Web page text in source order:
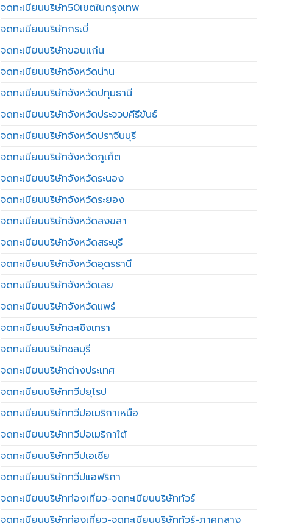
จดทะเบียนบริษัท50เขตในกรุงเทพ
จดทะเบียนบริษัทกระบี่
จดทะเบียนบริษัทขอนแก่น
จดทะเบียนบริษัทจังหวัดน่าน
จดทะเบียนบริษัทจังหวัดปทุมธานี
จดทะเบียนบริษัทจังหวัดประจวบคีรีขันธ์
จดทะเบียนบริษัทจังหวัดปราจีนบุรี
จดทะเบียนบริษัทจังหวัดภูเก็ต
จดทะเบียนบริษัทจังหวัดระนอง
จดทะเบียนบริษัทจังหวัดระยอง
จดทะเบียนบริษัทจังหวัดสงขลา
จดทะเบียนบริษัทจังหวัดสระบุรี
จดทะเบียนบริษัทจังหวัดอุดรธานี
จดทะเบียนบริษัทจังหวัดเลย
จดทะเบียนบริษัทจังหวัดแพร่
จดทะเบียนบริษัทฉะเชิงเทรา
จดทะเบียนบริษัทชลบุรี
จดทะเบียนบริษัทต่างประเทศ
จดทะเบียนบริษัททวีปยุโรป
จดทะเบียนบริษัททวีปอเมริกาเหนือ
จดทะเบียนบริษัททวีปอเมริกาใต้
จดทะเบียนบริษัททวีปเอเชีย
จดทะเบียนบริษัททวีปแอฟริกา
จดทะเบียนบริษัทท่องเที่ยว-จดทะเบียนบริษัททัวร์
จดทะเบียนบริษัทท่องเที่ยว-จดทะเบียนบริษัททัวร์-ภาคกลาง